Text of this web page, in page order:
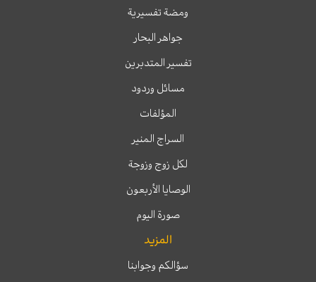
ومضة تفسيرية
جواهر البحار
تفسير المتدبرين
مسائل وردود
المؤلفات
السراج المنير
لكل زوج وزوجة
الوصايا الأربعون
صورة اليوم
المزيد
سؤالكم وجوابنا